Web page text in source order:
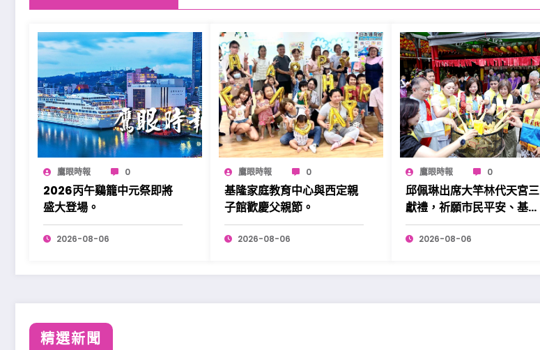
鷹眼時報 0
2026丙午鷄籠中元祭即將
盛大登場。
2026-08-06
鷹眼時報 0
基隆家庭教育中心與西定親
子館歡慶父親節。
2026-08-06
鷹眼時報 0
邱佩琳出席大竿林代天宮三
獻禮，祈願市民平安、基隆
昌盛。
2026-08-06
精選新聞